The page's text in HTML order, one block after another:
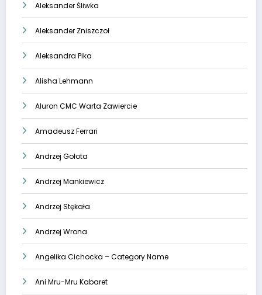
Aleksander Śliwka
Aleksander Zniszczoł
Aleksandra Pika
Alisha Lehmann
Aluron CMC Warta Zawiercie
Amadeusz Ferrari
Andrzej Gołota
Andrzej Mankiewicz
Andrzej Stękała
Andrzej Wrona
Angelika Cichocka – Category Name
Ani Mru-Mru Kabaret